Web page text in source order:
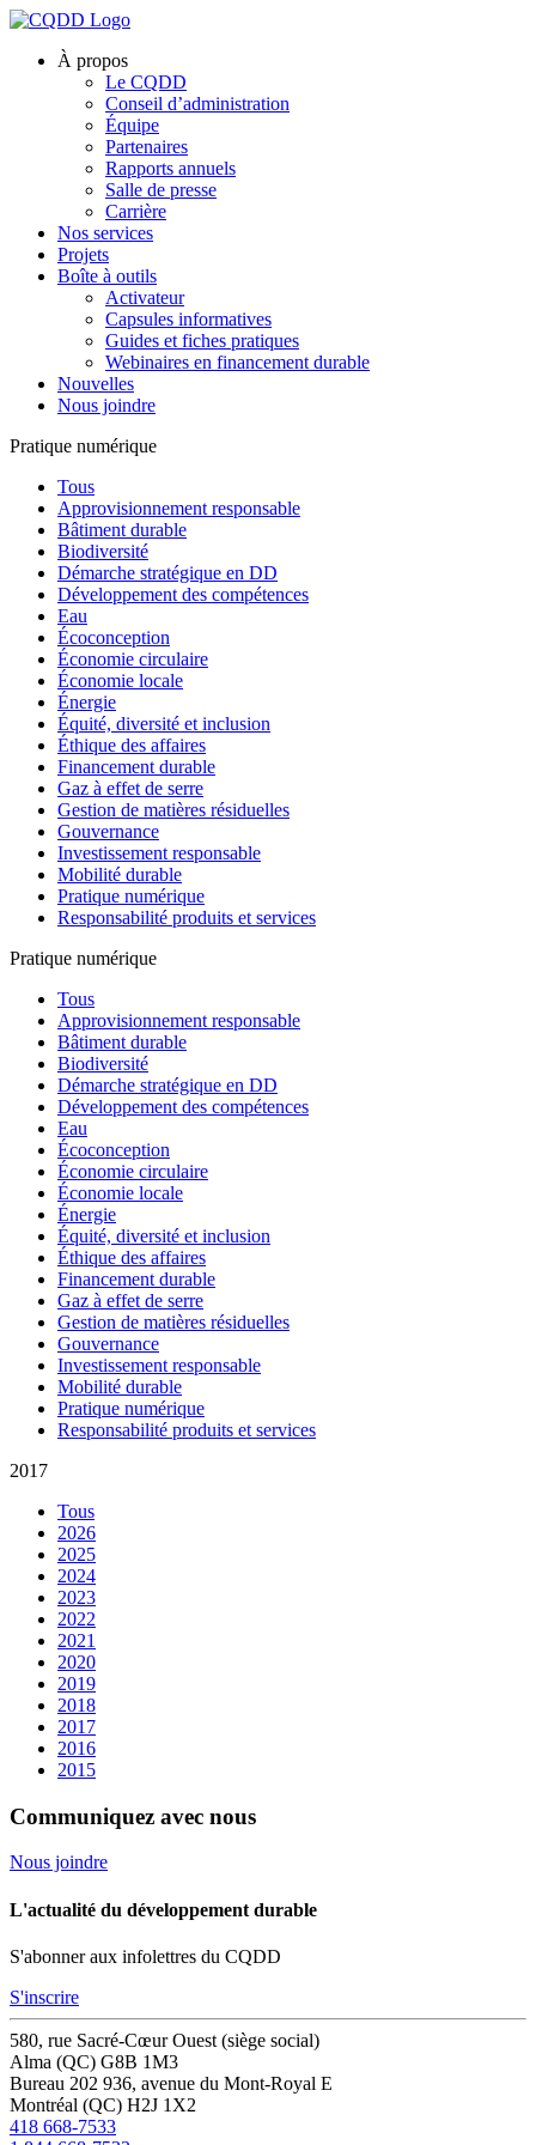
À propos
Le CQDD
Conseil d’administration
Équipe
Partenaires
Rapports annuels
Salle de presse
Carrière
Nos services
Projets
Boîte à outils
Activateur
Capsules informatives
Guides et fiches pratiques
Webinaires en financement durable
Nouvelles
Nous joindre
Pratique numérique
Tous
Approvisionnement responsable
Bâtiment durable
Biodiversité
Démarche stratégique en DD
Développement des compétences
Eau
Écoconception
Économie circulaire
Économie locale
Énergie
Équité, diversité et inclusion
Éthique des affaires
Financement durable
Gaz à effet de serre
Gestion de matières résiduelles
Gouvernance
Investissement responsable
Mobilité durable
Pratique numérique
Responsabilité produits et services
Pratique numérique
Tous
Approvisionnement responsable
Bâtiment durable
Biodiversité
Démarche stratégique en DD
Développement des compétences
Eau
Écoconception
Économie circulaire
Économie locale
Énergie
Équité, diversité et inclusion
Éthique des affaires
Financement durable
Gaz à effet de serre
Gestion de matières résiduelles
Gouvernance
Investissement responsable
Mobilité durable
Pratique numérique
Responsabilité produits et services
2017
Tous
2026
2025
2024
2023
2022
2021
2020
2019
2018
2017
2016
2015
Communiquez avec nous
Nous joindre
L'actualité du développement durable
S'abonner aux infolettres du CQDD
S'inscrire
580, rue Sacré-Cœur Ouest (siège social)
Alma (QC) G8B 1M3
Bureau 202 936, avenue du Mont-Royal E
Montréal (QC) H2J 1X2
418 668-7533